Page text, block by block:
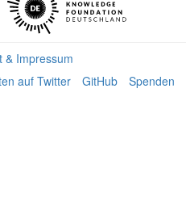
& Impressum
auf Twitter
GitHub Spenden